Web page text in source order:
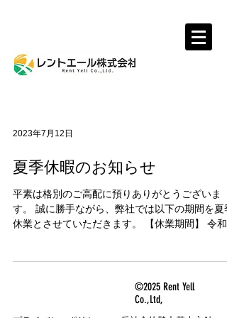
2023年7月12日
夏季休暇のお知らせ
平素は格別のご高配に預りありがとうございま
す。 誠に勝手ながら、弊社では以下の期間を夏
休業とさせていただきます。 【休業期間】 令和
©2025 Rent Yell
Co.,Ltd,